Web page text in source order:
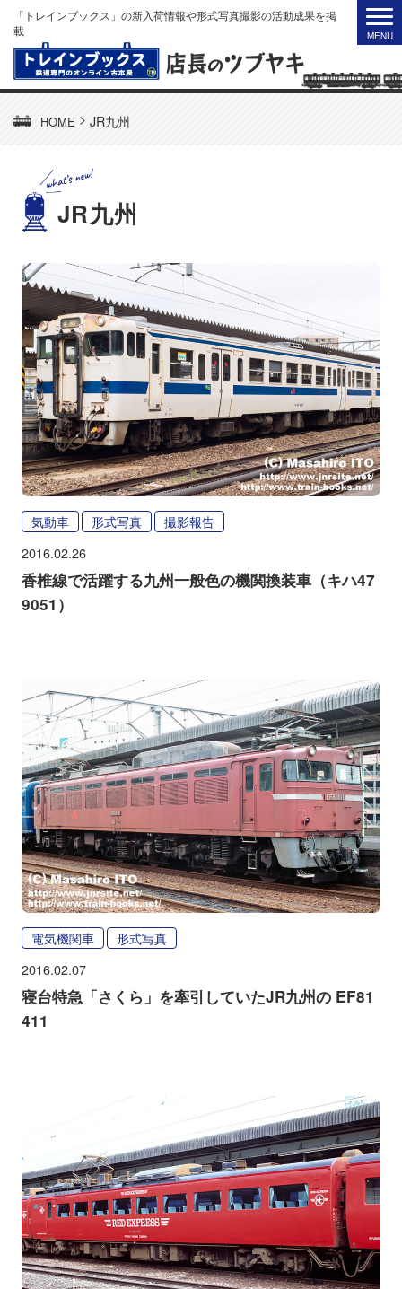
「トレインブックス」の新入荷情報や形式写真撮影の活動成果を掲
載
HOME > JR九州
JR九州
気動車 形式写真 撮影報告
2016.02.26
香椎線で活躍する九州一般色の機関換装車（キハ47
9051）
電気機関車 形式写真
2016.02.07
寝台特急「さくら」を牽引していたJR九州の EF81
411